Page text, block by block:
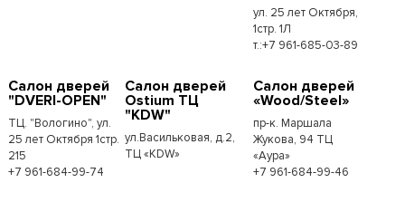
ул. 25 лет Октября,
1стр. 1Л
т.:+7 961-685-03-89
Салон дверей
"DVERI-OPEN"
ТЦ. "Вологино", ул.
25 лет Октября 1стр.
215
+7 961-684-99-74
Салон дверей
Ostium ТЦ
"KDW"
ул.Васильковая, д.2,
ТЦ «KDW»
Салон дверей
«Wood/Steel»
пр-к. Маршала
Жукова, 94 ТЦ
«Аура»
+7 961-684-99-46